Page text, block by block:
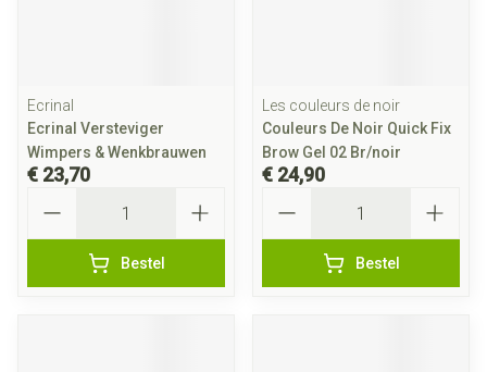
Ecrinal
Ecrinal Versteviger
Wimpers & Wenkbrauwen
€ 23,70
Bestel
Les couleurs de noir
Couleurs De Noir Quick Fix
Brow Gel 02 Br/noir
€ 24,90
Bestel